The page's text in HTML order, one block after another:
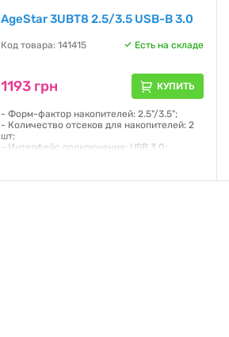
AgeStar 3UBT8 2.5/3.5 USB-B 3.0
Код товара: 141415 Есть на складе
1193 грн КУПИТЬ
- Форм-фактор накопителей: 2.5"/3.5";
- Количество отсеков для накопителей: 2
шт;
- Интерфейс подключения: USB 3.0;
- Функциональные особенности: